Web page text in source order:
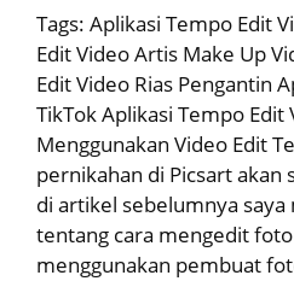
Tags: Aplikasi Tempo Edit
Edit Video Artis Make Up
Edit Video Rias Pengantin
TikTok Aplikasi Tempo
Menggunakan Video Edit
pernikahan di Picsart akan
di artikel sebelumnya
tentang cara mengedit
menggunakan pembuat